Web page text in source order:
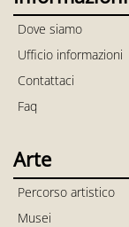
Dove siamo
Ufficio informazioni
Contattaci
Faq
Arte
Percorso artistico
Musei